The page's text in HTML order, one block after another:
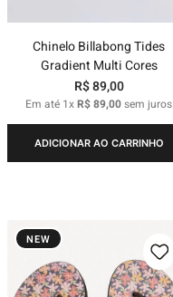
Chinelo Billabong Tides
Gradient Multi Cores
R$89,00
Em até 1xR$89,00sem juros
ADICIONAR AO CARRINHO
NEW